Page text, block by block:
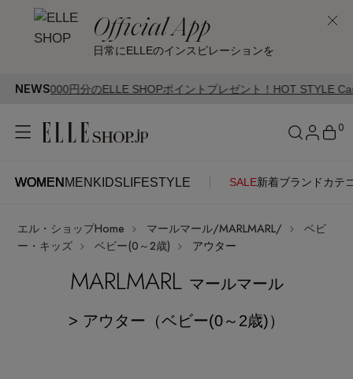
Official App
日常にELLEのインスピレーションを
NEWS
円分のELLE SHOPポイントプレゼント！HOT STYLE Campaign開
WOMEN MEN KIDS LIFESTYLE SALE新着ブランド カテ
0
WOMENMENKIDSLIFESTYLE
ITEMS
はじめてご利用の方
SEE RESULTS
エル・ショップHome マールマール/MARLMARL/
ベビ
ー・キッズ
ベビー(0～2歳) アウター
MARLMARL マールマール
> アウター（ベビー(0～2歳)）